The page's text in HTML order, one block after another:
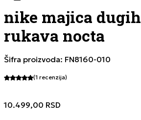
nike majica dugih
rukava nocta
Šifra proizvoda: FN8160-010
(1 recenzija)
10.499,00 RSD